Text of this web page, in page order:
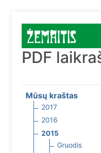
PDF
Mūsų kraštas
2017
2016
2015
Gruodis